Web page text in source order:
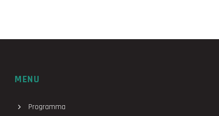
MENU
Programma